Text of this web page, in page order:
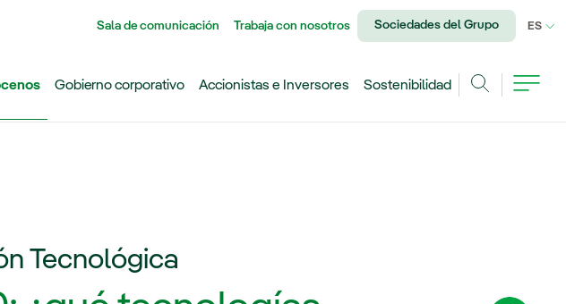
Sala de comunicación Trabaja con nosotros Sociedades del Grupo ES
Gobierno corporativo Accionistas e Inversores
Sostenibilidad
Tecnológica